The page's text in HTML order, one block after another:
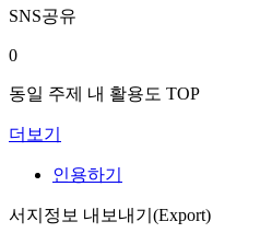
SNS공유
0
동일 주제 내 활용도 TOP
더보기
인용하기
서지정보 내보내기(Export)